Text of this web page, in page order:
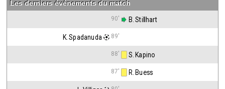
Les derniers événements du match
90' B. Stillhart
K. Spadanuda 89'
88' S. Kapino
87' R. Buess